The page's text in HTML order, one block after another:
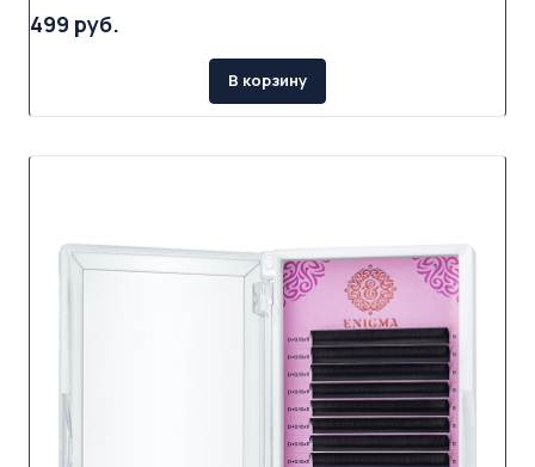
499 руб.
В корзину